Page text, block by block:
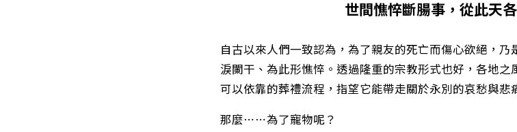
世間憔悴斷腸事，從此天
自古以來人們一致認為，為了親友的死亡而傷心欲絕，
淚闌干、為此形憔悴。透過隆重的宗教形式也好，各地
可以依靠的葬禮流程，指望它能帶走關於永別的哀愁與悲
那麼⋯⋯為了寵物呢？